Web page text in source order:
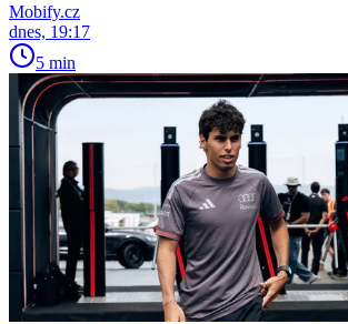
Mobify.cz
dnes, 19:17
5 min